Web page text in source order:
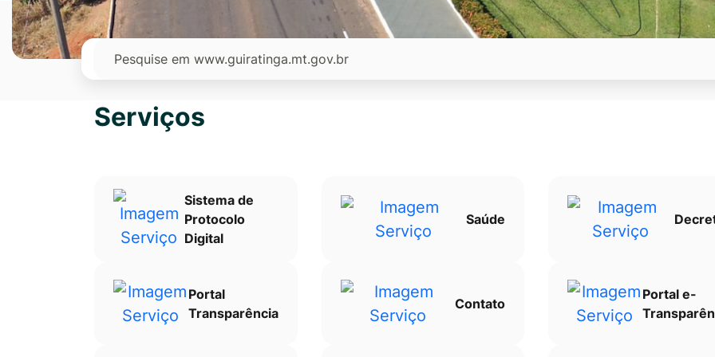
Ir
para
rodapé
[alt+4]
Pesquisar
Serviços
Sistema de
Protocolo
Digital
Saúde
Portal
Transparência
Contato
Portal e-